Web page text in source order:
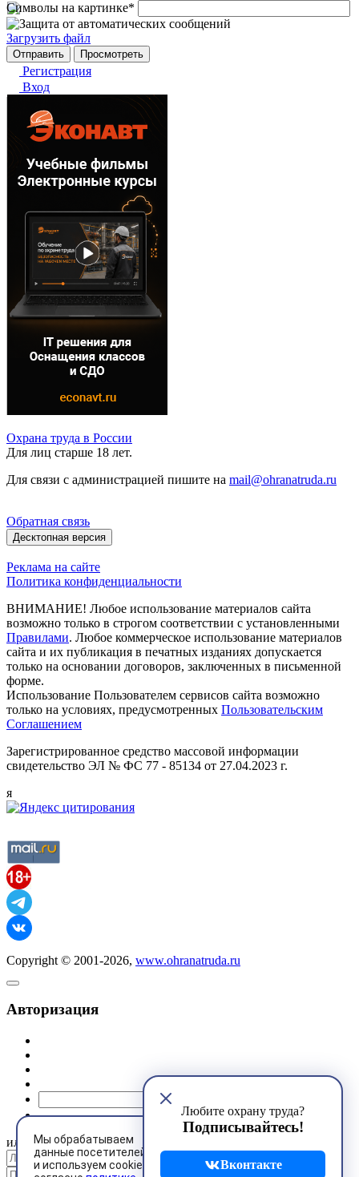
Символы на картинке*
Загрузить файл
Регистрация
Вход
Мы обрабатываем
данные посетителей
и используем cookies
Любите охрану труда?
Подписывайтесь!
Вконтакте
Охрана труда в России
Для лиц старше 18 лет.
Для связи с администрацией пишите на mail@ohranatruda.ru
Обратная связь
Десктопная версия
Реклама на сайте
Политика конфиденциальности
ВНИМАНИЕ! Любое использование материалов сайта
возможно только в строгом соответствии с установленными
Правилами. Любое коммерческое использование материалов
сайта и их публикация в печатных изданиях допускается
только на основании договоров, заключенных в письменной
форме.
Использование Пользователем сервисов сайта возможно
только на условиях, предусмотренных Пользовательским
Соглашением
Зарегистрированное средство массовой информации
свидетельство ЭЛ № ФС 77 - 85134 от 27.04.2023 г.
я
Copyright © 2001-2026, www.ohranatruda.ru
Авторизация
или